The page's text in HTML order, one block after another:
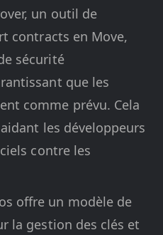
un outil de
contracts en Move,
sécurité
que les
comme prévu. Cela
les développeurs
contre les
offre un modèle de
la gestion des clés et